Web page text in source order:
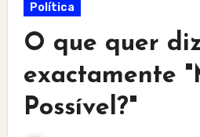
Política
O que quer
exactamente
Possível?"